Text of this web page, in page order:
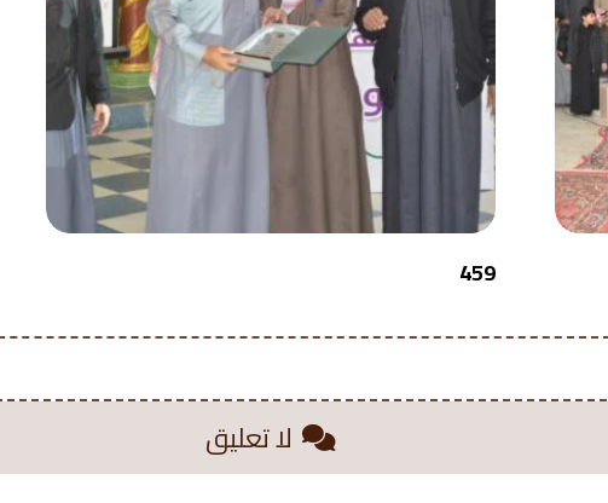
459
لا تعليق